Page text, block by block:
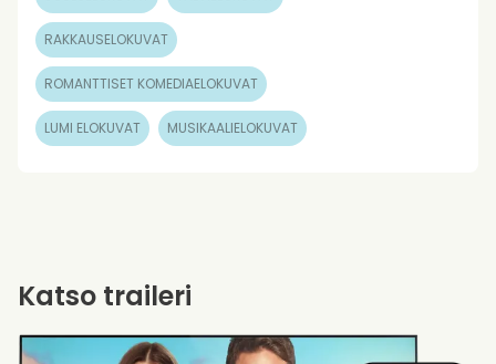
RAKKAUSELOKUVAT
ROMANTTISET KOMEDIAELOKUVAT
LUMI ELOKUVAT MUSIKAALIELOKUVAT
Katso traileri